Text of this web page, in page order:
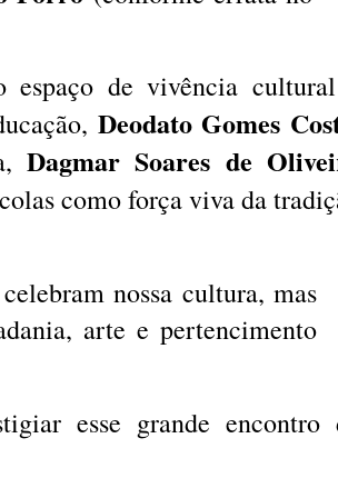
de vivência
Deodato Gomes
Dagmar Soares de
como força viva da
nossa cultura, mas
arte e pertencimento
esse grande encontro